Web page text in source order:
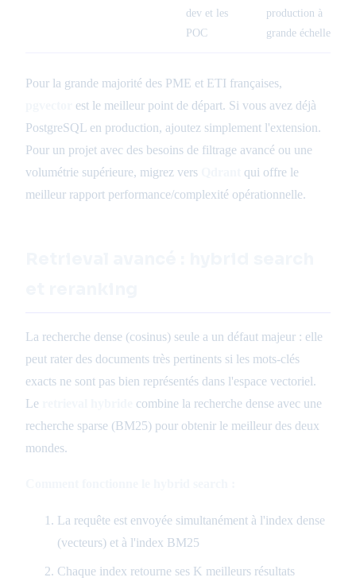
dev et les
POC
production à
grande échelle
Pour la grande majorité des PME et ETI françaises,
est le meilleur point de départ. Si vous avez déjà
PostgreSQL en production, ajoutez simplement l'extension.
Pour un projet avec des besoins de filtrage avancé ou une
volumétrie supérieure, migrez vers
qui offre le
meilleur rapport performance/complexité opérationnelle.
La recherche dense (cosinus) seule a un défaut majeur : elle
peut rater des documents très pertinents si les mots-clés
exacts ne sont pas bien représentés dans l'espace vectoriel.
Le
combine la recherche dense avec une
recherche sparse (BM25) pour obtenir le meilleur des deux
mondes.
La requête est envoyée simultanément à l'index dense
(vecteurs) et à l'index BM25
Chaque index retourne ses K meilleurs résultats